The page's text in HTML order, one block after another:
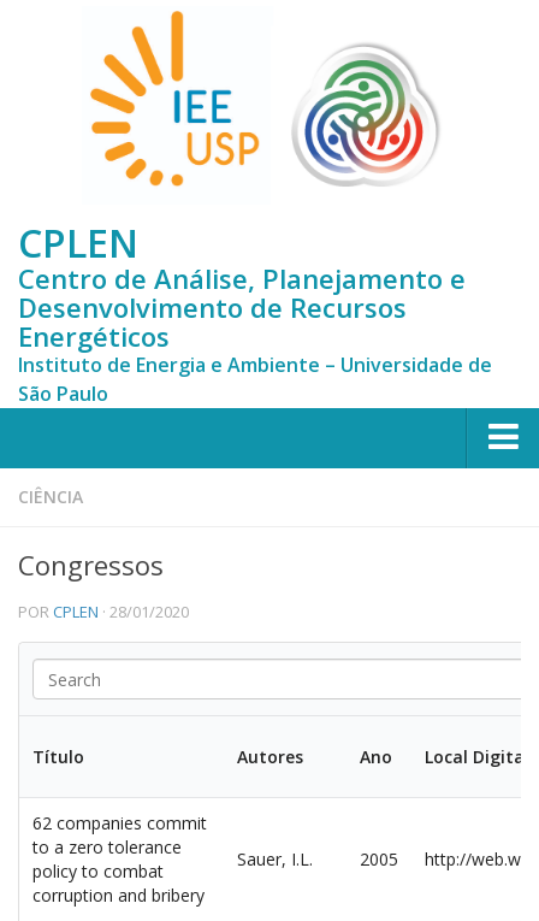
CPLEN
Centro de Análise, Planejamento e
Desenvolvimento de Recursos
Energéticos
Instituto de Energia e Ambiente – Universidade de
São Paulo
HOME
Institucional
Equipe
Ícones
Templates
DIVULGAÇÃO
Reportagem / Entrevistas
Participação de Mesas
CIÊNCIA
Congressos
PORCPLEN · 28/01/2020
Título Autores Ano Local Digital
62 companies commit
to a zero tolerance
policy to combat
corruption and bribery
Sauer, I.L. 2005 http://